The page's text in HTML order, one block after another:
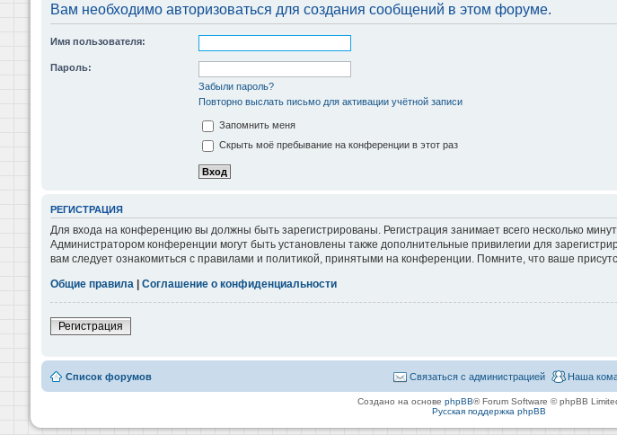
Вам необходимо авторизоваться для создания сообщений в этом форуме.
Имя пользователя:
Пароль:
Забыли пароль?
Повторно выслать письмо для активации учётной записи
Запомнить меня
Скрыть моё пребывание на конференции в этот раз
РЕГИСТРАЦИЯ
Для входа на конференцию вы должны быть зарегистрированы. Регистрация занимает всего несколько
Администратором конференции могут быть установлены также дополнительные привилегии для
вам следует ознакомиться с правилами и политикой, принятыми на конференции. Помните, что ваше
Общие правила
Соглашение о конфиденциальности
Регистрация
Список форумов Наша
Связаться с администрацией
Создано на основе phpBB® Forum Software © phpBB
Русская поддержка phpBB